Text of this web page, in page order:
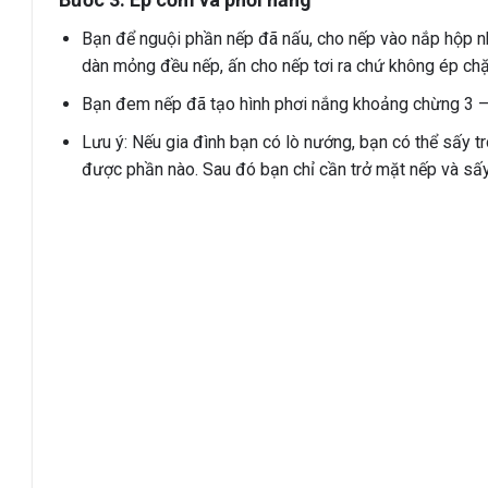
Bạn để nguội phần nếp đã nấu, cho nếp vào nắp
dàn mỏng đều nếp, ấn cho nếp tơi ra chứ không ép
Bạn đem nếp đã tạo hình phơi nắng khoảng chừng 3
Lưu ý: Nếu gia đình bạn có lò nướng, bạn có thể sấy
được phần nào. Sau đó bạn chỉ cần trở mặt nếp và